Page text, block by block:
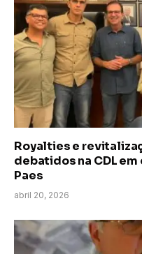
Royalties e
debatidos na CDL
Paes
abril 20, 2026